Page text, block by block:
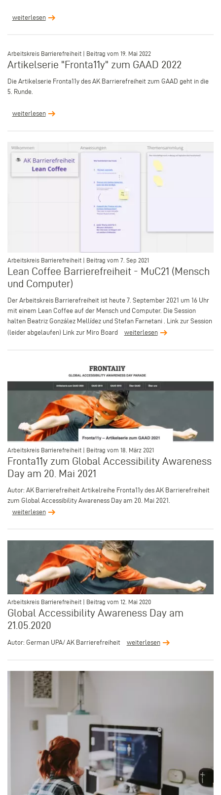
weiterlesen
Arbeitskreis Barrierefreiheit | Beitrag vom 19. Mai 2022
Artikelserie "Fronta11y" zum GAAD 2022
Die Artikelserie Fronta11y des AK Barrierefreiheit zum GAAD geht in die
5. Runde.
weiterlesen
Arbeitskreis Barrierefreiheit | Beitrag vom 7. Sep 2021
Lean Coffee Barrierefreiheit - MuC21 (Mensch
und Computer)
Der Arbeitskreis Barrierefreiheit ist heute 7. September 2021 um 16 Uhr
mit einem Lean Coffee auf der Mensch und Computer. Die Session
halten Beatriz González Mellídez und Stefan Farnetani . Link zur Session
(leider abgelaufen) Link zur Miro Board
weiterlesen
Arbeitskreis Barrierefreiheit | Beitrag vom 18. März 2021
Fronta11y zum Global Accessibility Awareness
Day am 20. Mai 2021
Autor: AK Barrierefreiheit Artikelreihe Fronta11y des AK Barrierefreiheit
zum Global Accessibility Awareness Day am 20. Mai 2021.
weiterlesen
Arbeitskreis Barrierefreiheit | Beitrag vom 12. Mai 2020
Global Accessibility Awareness Day am
21.05.2020
Autor: German UPA/ AK Barrierefreiheit weiterlesen